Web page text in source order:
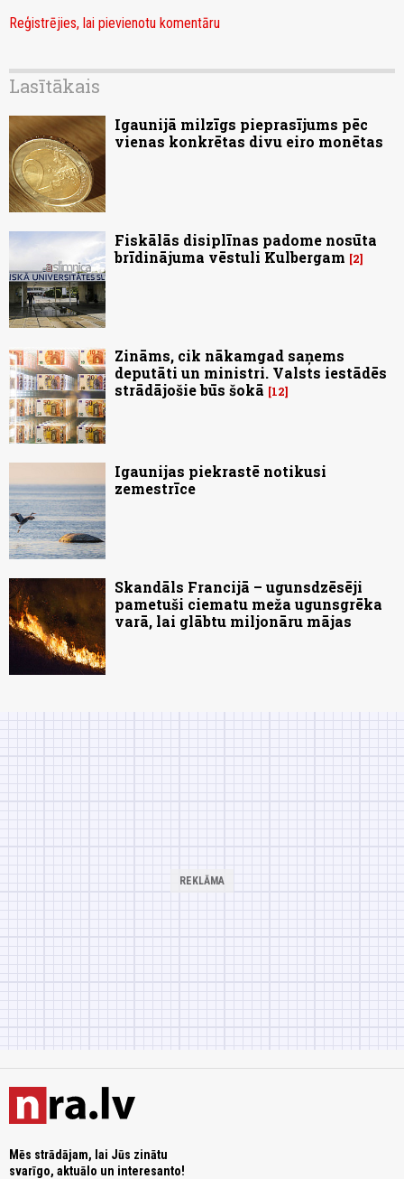
Reģistrējies, lai pievienotu komentāru
Lasītākais
Igaunijā milzīgs pieprasījums pēc
vienas konkrētas divu eiro monētas
Fiskālās disiplīnas padome nosūta
brīdinājuma vēstuli Kulbergam
2
Zināms, cik nākamgad saņems
deputāti un ministri. Valsts iestādēs
strādājošie būs šokā
12
Igaunijas piekrastē notikusi
zemestrīce
Skandāls Francijā – ugunsdzēsēji
pametuši ciematu meža ugunsgrēka
varā, lai glābtu miljonāru mājas
Mēs strādājam, lai Jūs zinātu
svarīgo, aktuālo un interesanto!